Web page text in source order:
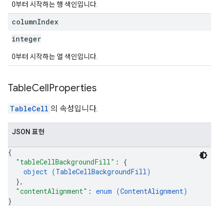
0부터 시작하는 행 색인입니다.
columnIndex
integer
0부터 시작하는 열 색인입니다.
TableCellProperties
TableCell 의 속성입니다.
JSON 표현
{
"tableCellBackgroundFill" : {
object (TableCellBackgroundFill)
},
"contentAlignment" : enum (ContentAlignment)
}